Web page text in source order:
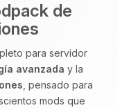
de
para servidor
avanzada y la
, pensado para
mods que